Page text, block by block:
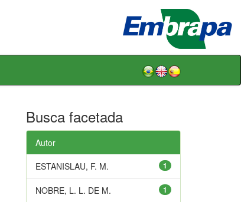
Busca facetada
Autor
1
ESTANISLAU, F. M.
1
NOBRE, L. L. DE M.